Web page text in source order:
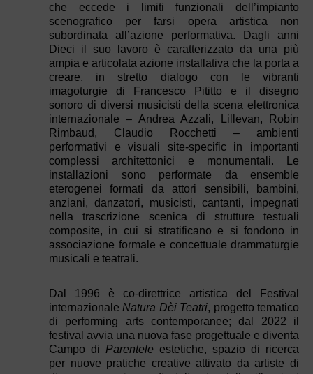
che eccede i limiti funzionali dell’impianto
scenografico per farsi opera artistica non
subordinata all’azione performativa. Dagli anni
Dieci il suo lavoro è caratterizzato da una più
ampia e articolata azione installativa che la porta a
creare, in stretto dialogo con le vibranti
imagoturgie di Francesco Pititto e il disegno
sonoro di diversi musicisti della scena elettronica
internazionale – Andrea Azzali, Lillevan, Robin
Rimbaud, Claudio Rocchetti – ambienti
performativi e visuali site-specific in importanti
complessi architettonici e monumentali. Le
installazioni sono performate da ensemble
eterogenei formati da attori sensibili, bambini,
anziani, danzatori, musicisti, cantanti, impegnati
nella trascrizione scenica di strutture testuali
composite, in cui si stratificano e si fondono in
associazione formale e concettuale drammaturgie
musicali e teatrali.
Dal 1996 è co-direttrice artistica del Festival
internazionale Natura Dèi Teatri, progetto tematico
di performing arts contemporanee; dal 2022 il
festival avvia una nuova fase progettuale e diventa
Campo di Parentele estetiche, spazio di ricerca
per nuove pratiche creative attivato da artiste di